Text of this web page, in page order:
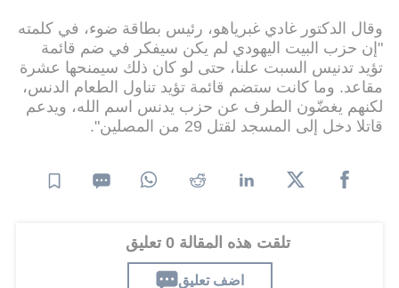
وقال الدكتور غادي غبرياهو، رئيس بطاقة ضوء، في كلمته
"إن حزب البيت اليهودي لم يكن سيفكر في ضم قائمة
تؤيد تدنيس السبت علنا، حتى لو كان ذلك سيمنحها عشرة
مقاعد. وما كانت ستضم قائمة تؤيد تناول الطعام الدنس،
لكنهم يغضّون الطرف عن حزب يدنس اسم الله، ويدعم
قاتلا دخل إلى المسجد لقتل 29 من المصلين".
تلقت هذه المقالة 0 تعليق
اضف تعليق